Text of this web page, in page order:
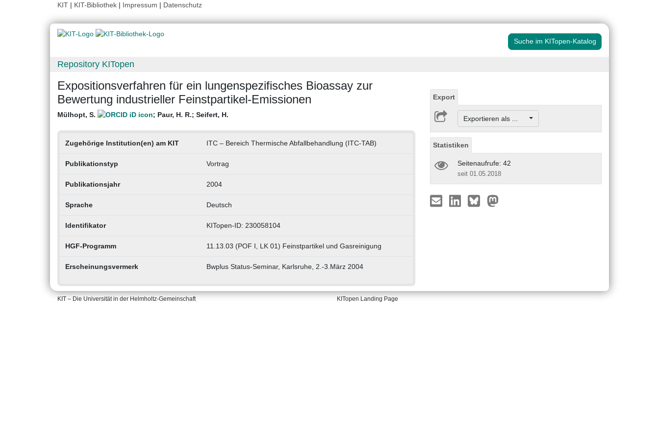
KIT | KIT-Bibliothek | Impressum | Datenschutz
Suche im KITopen-Katalog
Repository KITopen
Expositionsverfahren für ein lungenspezifisches Bioassay zur
Bewertung industrieller Feinstpartikel-Emissionen
Mülhopt, S. ; Paur, H. R.; Seifert, H.
Zugehörige Institution(en) am KIT ITC – Bereich Thermische Abfallbehandlung (ITC-TAB)
Publikationstyp Vortrag
Publikationsjahr 2004
Sprache Deutsch
Identifikator KITopen-ID: 230058104
HGF-Programm 11.13.03 (POF I, LK 01) Feinstpartikel und Gasreinigung
Erscheinungsvermerk Bwplus Status-Seminar, Karlsruhe, 2.-3.März 2004
Export
Exportieren als ...
Statistiken
Seitenaufrufe: 42
seit 01.05.2018
KIT – Die Universität in der Helmholtz-Gemeinschaft KITopen Landing Page